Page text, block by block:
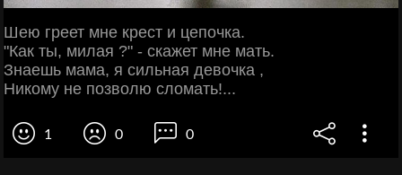
Шею греет мне крест и цепочка.
"Как ты, милая ?" - скажет мне мать.
Знаешь мама, я сильная девочка ,
Никому не позволю сломать!...
1 0 0